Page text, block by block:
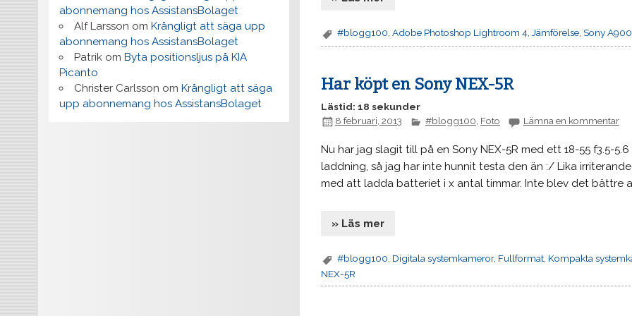
#blogg100,Adobe Photoshop Lightroom 4,Jämförelse,Sony A900
Har köpt en Sony NEX-5R
Lästid: 18 sekunder
8 februari, 2013
#blogg100, Foto Lämna en kommentar
Nu har jag slagit till på en Sony NEX-5R med ett 18-55 f3.5-
laddning, så jag har inte hunnit testa den än :/ Lika
med att ladda batteriet i x antal timmar. Inte blev det bättre
» Läs mer
#blogg100, Digitala systemkameror, Fullformat, Kompakta
NEX-5R
abonnemang hos AssistansBolaget
Alf Larsson omKrångligt att säga upp
abonnemang hos AssistansBolaget
Patrik omByta positionsljus på KIA
Picanto
Christer Carlsson omKrångligt att säga
upp abonnemang hos AssistansBolaget